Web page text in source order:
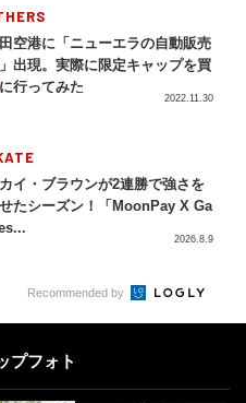
空港に「ニューエラの自動販売
出現。実際に限定キャップを買
行ってみた
2022.11.30
イ・ブラウンが2連勝で強さを
たシーズン！「MoonPay X Ga
2026.8.9
ルダッチ「IJRU 2020」世界
Recommended by
プフォト